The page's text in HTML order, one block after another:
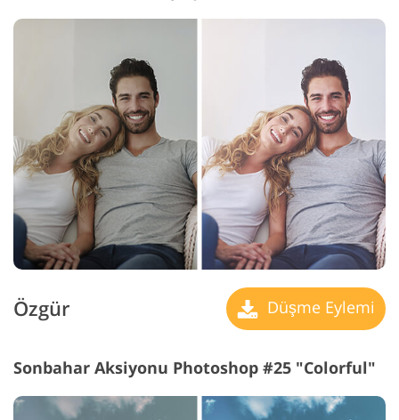
Özgür Düşme Eylemi
Sonbahar Aksiyonu Photoshop #25 "Colorful"